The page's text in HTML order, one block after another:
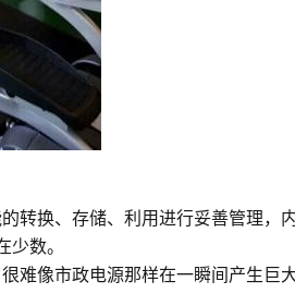
转换、存储、利用进行妥善管理，
数。
像市政电源那样在一瞬间产生巨